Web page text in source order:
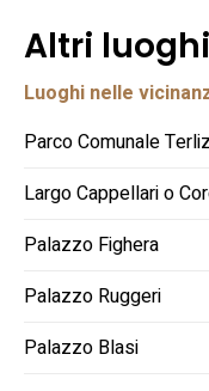
Altri
Luoghi nelle
Parco Comunale
Largo Cappellari o
Palazzo Fighera
Palazzo Ruggeri
Palazzo Blasi